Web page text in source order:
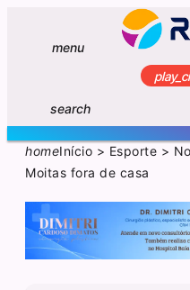
menu
search
homeInício > Esporte >
Moitas fora de casa